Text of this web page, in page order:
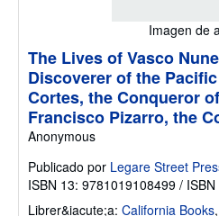
Imagen de
The Lives of Vasco
Discoverer of the
Cortes, the Conqueror
Francisco Pizarro, the
Anonymous
Publicado por Legare Street
ISBN 13: 9781019108499 /
Librer&iacute;a: California Books,